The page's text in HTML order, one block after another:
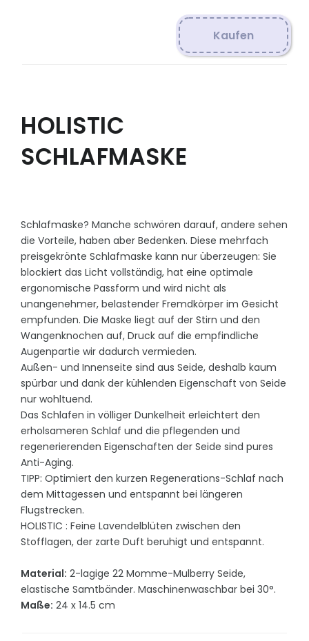
Kaufen
HOLISTIC
SCHLAFMASKE
Schlafmaske? Manche schwören darauf, andere sehen
die Vorteile, haben aber Bedenken. Diese mehrfach
preisgekrönte Schlafmaske kann nur überzeugen: Sie
blockiert das Licht vollständig, hat eine optimale
ergonomische Passform und wird nicht als
unangenehmer, belastender Fremdkörper im Gesicht
empfunden. Die Maske liegt auf der Stirn und den
Wangenknochen auf, Druck auf die empfindliche
Augenpartie wir dadurch vermieden.
Außen- und Innenseite sind aus Seide, deshalb kaum
spürbar und dank der kühlenden Eigenschaft von Seide
nur wohltuend.
Das Schlafen in völliger Dunkelheit erleichtert den
erholsameren Schlaf und die pflegenden und
regenerierenden Eigenschaften der Seide sind pures
Anti-Aging.
TIPP: Optimiert den kurzen Regenerations-Schlaf nach
dem Mittagessen und entspannt bei längeren
Flugstrecken.
HOLISTIC : Feine Lavendelblüten zwischen den
Stofflagen, der zarte Duft beruhigt und entspannt.
Material: 2-lagige 22 Momme-Mulberry Seide,
elastische Samtbänder. Maschinenwaschbar bei 30°.
Maße: 24 x 14.5 cm